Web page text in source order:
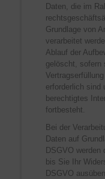
Daten, die im
Grundlage von
verarbeitet
Ablauf der
gelöscht, sofern
erforderlich sind
berechtigtes
fortbesteht.
Bei der
Daten auf
DSGVO werden
bis Sie Ihr
DSGVO